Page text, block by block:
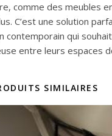
comme des meubles
C’est une solution
contemporain qui
entre leurs espaces
SIMILAIRES